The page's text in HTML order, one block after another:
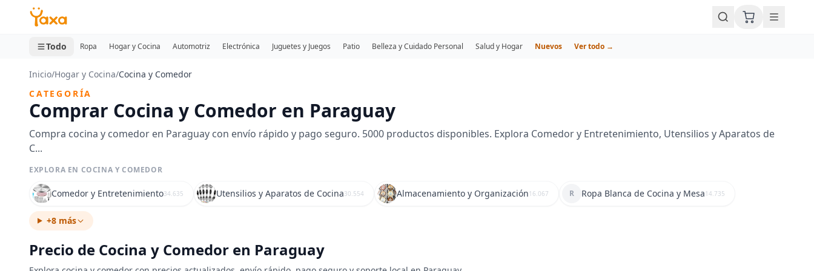
MINI CARRITO
0 productos
Todo Ropa Hogar y Cocina Automotriz Electrónica Juguetes y Juegos Patio Belleza y Cuidado Personal Salud y Hogar Nuevos Ver todo →
Inicio/Hogar y Cocina/Cocina y Comedor
CATEGORÍA
Comprar Cocina y Comedor en Paraguay
Compra cocina y comedor en Paraguay con envío rápido y pago seguro. 5000 productos disponibles. Explora Comedor y Entretenimiento, Utensilios y Aparatos de
C...
EXPLORA EN COCINA Y COMEDOR
Comedor y Entretenimiento34.635 Utensilios y Aparatos de Cocina30.554 Almacenamiento y Organización16.067 R Ropa Blanca de Cocina y Mesa14.735
+8 más
Precio de Cocina y Comedor en Paraguay